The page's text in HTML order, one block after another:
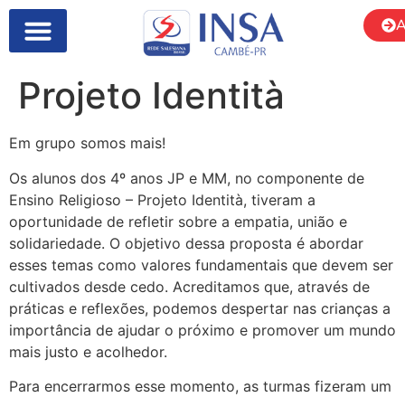
Projeto Identità
Em grupo somos mais!
Os alunos dos 4º anos JP e MM, no componente de
Ensino Religioso – Projeto Identità, tiveram a
oportunidade de refletir sobre a empatia, união e
solidariedade. O objetivo dessa proposta é abordar
esses temas como valores fundamentais que devem ser
cultivados desde cedo. Acreditamos que, através de
práticas e reflexões, podemos despertar nas crianças a
importância de ajudar o próximo e promover um mundo
mais justo e acolhedor.
Para encerrarmos esse momento, as turmas fizeram um